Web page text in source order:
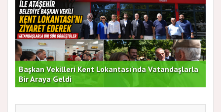
Başkan Vekilleri Kent Lokantası'nda Vatandaşlarla
Bir Araya Geldi